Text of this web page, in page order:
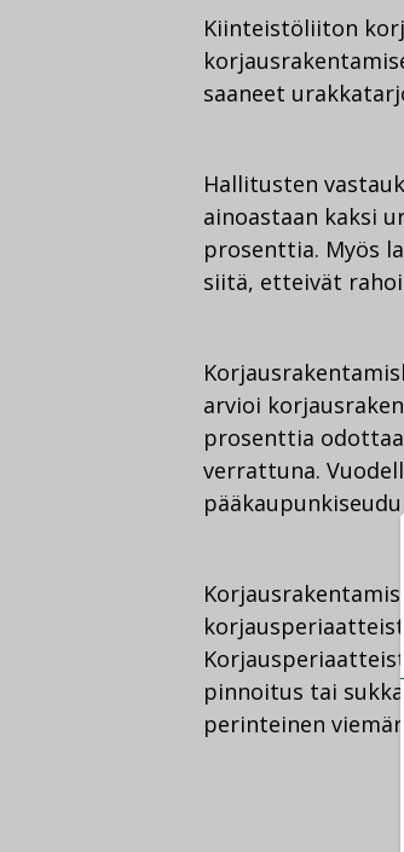
Kiinteistöliiton
saaneet
Hallitusten
ainoastaan kaksi
prosenttia. Myös
siitä, etteivät
arvioi
prosenttia
verrattuna.
pinnoitus tai
perinteinen